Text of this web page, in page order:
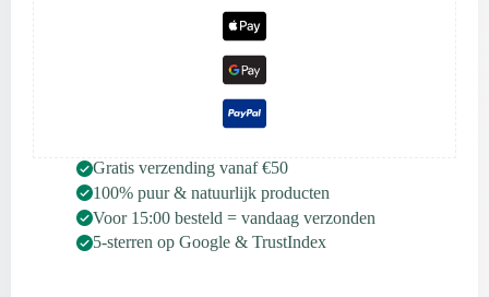
Gratis verzending vanaf €50
100% puur & natuurlijk producten
Voor 15:00 besteld = vandaag verzonden
5-sterren op Google & TrustIndex